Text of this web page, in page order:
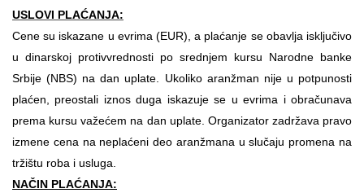
USLOVI PLAĆANJA:
Cene su iskazane u evrima (EUR), a plaćanje se obavlja isključivo
u dinarskoj protivvrednosti po srednjem kursu Narodne banke
Srbije (NBS) na dan uplate. Ukoliko aranžman nije u potpunosti
plaćen, preostali iznos duga iskazuje se u evrima i obračunava
prema kursu važećem na dan uplate. Organizator zadržava pravo
izmene cena na neplaćeni deo aranžmana u slučaju promena na
tržištu roba i usluga.
NAČIN PLAĆANJA: